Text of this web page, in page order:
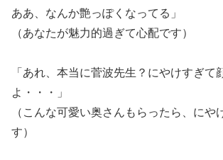
ああ、なんか艶っぽくなってる」
（あなたが魅力的過ぎて心配です）
「あれ、本当に菅波先生？にやけすぎて
よ・・・」
（こんな可愛い奥さんもらったら、にや
す）